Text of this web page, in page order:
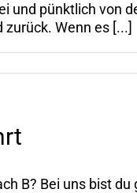
pünktlich von
​Wenn es [...]
B? Bei uns bist